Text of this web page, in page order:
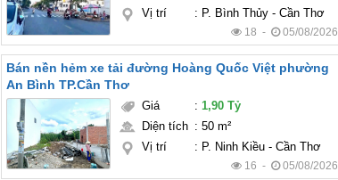
Vị trí
: P. Bình Thủy - Cần Thơ
18 - 05/08/2026
Bán nền hẻm xe tải đường Hoàng Quốc Việt phường
An Bình TP.Cần Thơ
Giá :1,90 Tỷ
Diện tích :50 m²
Vị trí
: P. Ninh Kiều - Cần Thơ
16 - 05/08/2026